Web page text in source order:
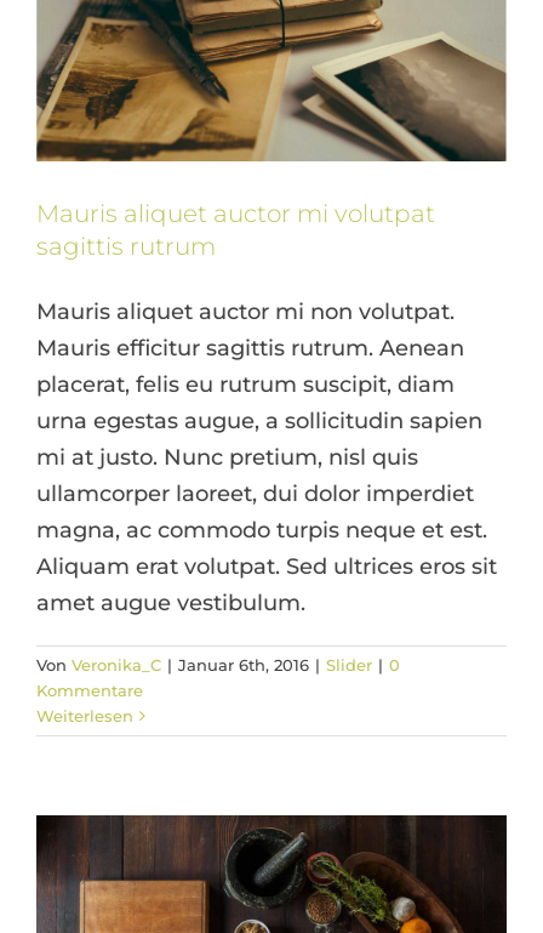
Mauris aliquet auctor mi volutpat
sagittis rutrum
Mauris aliquet auctor mi non volutpat.
Mauris efficitur sagittis rutrum. Aenean
placerat, felis eu rutrum suscipit, diam
urna egestas augue, a sollicitudin sapien
mi at justo. Nunc pretium, nisl quis
ullamcorper laoreet, dui dolor imperdiet
magna, ac commodo turpis neque et est.
Aliquam erat volutpat. Sed ultrices eros sit
amet augue vestibulum.
Von Veronika_C | Januar 6th, 2016 | Slider | 0
Kommentare
Weiterlesen
Aliquam neque sem tincidunt a